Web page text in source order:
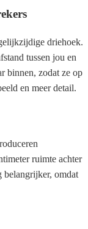
driehoek.
tussen jou en
binnen, zodat ze op
en meer detail.
ruimte achter
belangrijker, omdat